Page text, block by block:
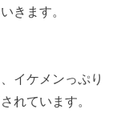
きます。
、イケメンっぷり
れています。